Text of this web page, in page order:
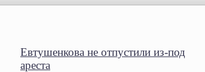
Евтушенкова не отпустили из-под
ареста